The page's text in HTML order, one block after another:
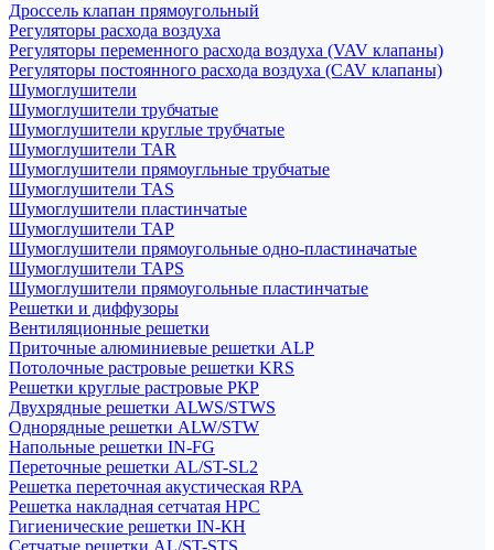
Дроссель клапан прямоугольный
Регуляторы расхода воздуха
Регуляторы переменного расхода воздуха (VAV клапаны)
Регуляторы постоянного расхода воздуха (CAV клапаны)
Шумоглушители
Шумоглушители трубчатые
Шумоглушители круглые трубчатые
Шумоглушители TAR
Шумоглушители прямоугльные трубчатые
Шумоглушители TAS
Шумоглушители пластинчатые
Шумоглушители TAP
Шумоглушители прямоугольные одно-пластиначатые
Шумоглушители TAPS
Шумоглушители прямоугольные пластинчатые
Решетки и диффузоры
Вентиляционные решетки
Приточные алюминиевые решетки ALP
Потолочные растровые решетки KRS
Решетки круглые растровые РКР
Двухрядные решетки ALWS/STWS
Однорядные решетки ALW/STW
Напольные решетки IN-FG
Переточные решетки AL/ST-SL2
Решетка переточная акустическая RPA
Решетка накладная сетчатая НРС
Гигиенические решетки IN-КН
Сетчатые решетки AL/ST-STS